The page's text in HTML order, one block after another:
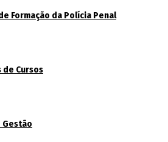
Formação da Polícia Penal
de Cursos